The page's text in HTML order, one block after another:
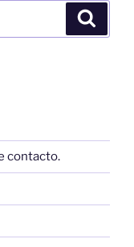
contacto.